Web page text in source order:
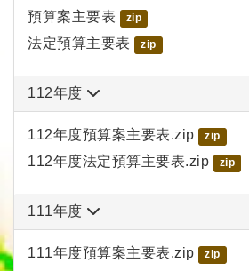
預算案主要表 zip
法定預算主要表 zip
112年度
112年度預算案主要表.zip zip
112年度法定預算主要表.zip zip
111年度
111年度預算案主要表.zip zip